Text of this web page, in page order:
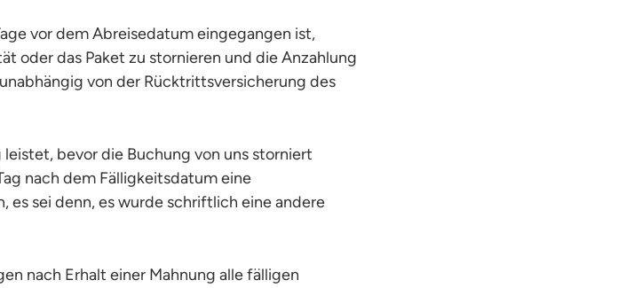
vor dem Abreisedatum eingegangen ist,
oder das Paket zu stornieren und die Anzahlung
von der Rücktrittsversicherung des
bevor die Buchung von uns storniert
nach dem Fälligkeitsdatum eine
es sei denn, es wurde schriftlich eine andere
nach Erhalt einer Mahnung alle fälligen